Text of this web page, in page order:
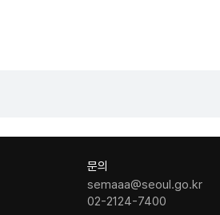
문의
semaaa@seoul.go.kr
02-2124-7400